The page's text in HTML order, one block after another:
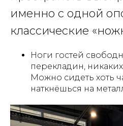
именно с одной
классические
Ноги гостей
перекладин,
Можно сидеть хоть
наткнёшься на